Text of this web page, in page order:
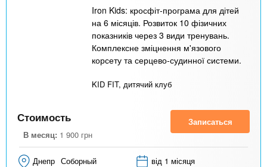
Iron Kids: кросфіт-програма для дітей
на 6 місяців. Розвиток 10 фізичних
показників через 3 види тренувань.
Комплексне зміцнення м'язового
корсету та серцево-судинної системи.
KID FIT, дитячий клуб
Стоимость
В месяц: 1 900 грн
Записаться
Днепр Соборный від 1 місяця